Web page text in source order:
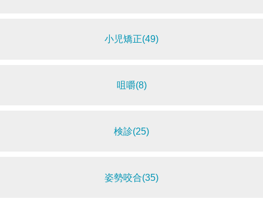
小児矯正(49)
咀嚼(8)
検診(25)
姿勢咬合(35)